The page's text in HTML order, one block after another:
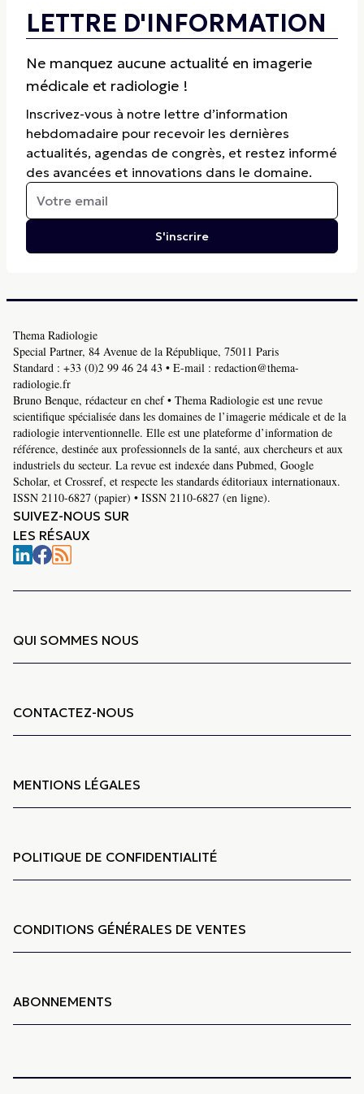
LETTRE D'INFORMATION
Ne manquez aucune actualité en imagerie
médicale et radiologie !
Inscrivez-vous à notre lettre d’information
hebdomadaire pour recevoir les dernières
actualités, agendas de congrès, et restez informé
des avancées et innovations dans le domaine.
S'inscrire
Thema Radiologie
Special Partner, 84 Avenue de la République, 75011 Paris
Standard : +33 (0)2 99 46 24 43 • E-mail : redaction@thema-
radiologie.fr
Bruno Benque, rédacteur en chef • Thema Radiologie est une revue
scientifique spécialisée dans les domaines de l’imagerie médicale et de la
radiologie interventionnelle. Elle est une plateforme d’information de
référence, destinée aux professionnels de la santé, aux chercheurs et aux
industriels du secteur. La revue est indexée dans Pubmed, Google
Scholar, et Crossref, et respecte les standards éditoriaux internationaux.
ISSN 2110-6827 (papier) • ISSN 2110-6827 (en ligne).
SUIVEZ-NOUS SUR
LES RÉSAUX
QUI SOMMES NOUS
CONTACTEZ-NOUS
MENTIONS LÉGALES
POLITIQUE DE CONFIDENTIALITÉ
CONDITIONS GÉNÉRALES DE VENTES
ABONNEMENTS